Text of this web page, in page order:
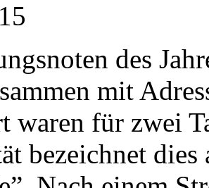
des
mit
waren für zwei
bezeichnet